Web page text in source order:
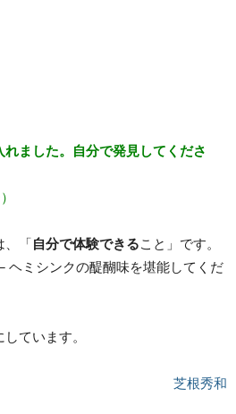
れました。自分で発見してくださ
、「自分で体験できること」です。
ヘミシンクの醍醐味を堪能してくだ
ています。
芝根秀和